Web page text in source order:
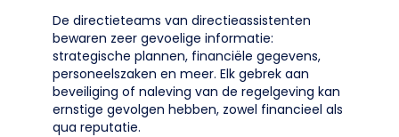
De directieteams van directieassistenten
bewaren zeer gevoelige informatie:
strategische plannen, financiële gegevens,
personeelszaken en meer. Elk gebrek aan
beveiliging of naleving van de regelgeving kan
ernstige gevolgen hebben, zowel financieel als
qua reputatie.